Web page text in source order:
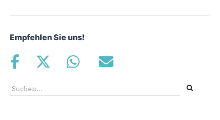
Empfehlen Sie uns!
Suchformular
Suche